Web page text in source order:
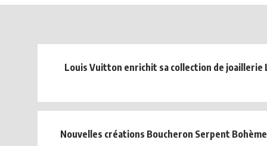
Louis Vuitton enrichit sa collection de joaillerie
Nouvelles créations Boucheron Serpent